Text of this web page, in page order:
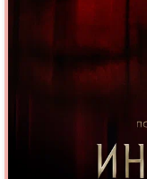
Про ведьм
Про динозавров